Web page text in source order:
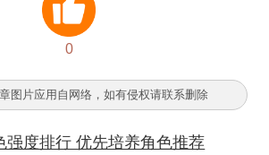
0
图片应用自网络，如有侵权请联系删除
强度排行 优先培养角色推荐